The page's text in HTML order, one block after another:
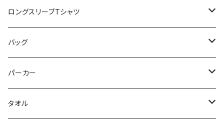
スポポポポニー
花いろは
Milky✳︎Sphene
シークレットシャノワール
ロングスリーブTシャツ
HIGH HIGH BEAM
Milky✳︎Sphene
バッグ
サコッシュ
パーカー
スポポポポニー
タオル